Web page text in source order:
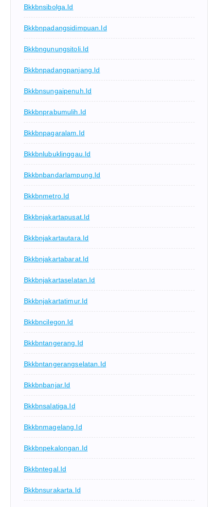
Bkkbnsibolga.id
Bkkbnpadangsidimpuan.id
Bkkbngunungsitoli.id
Bkkbnpadangpanjang.id
Bkkbnsungaipenuh.id
Bkkbnprabumulih.id
Bkkbnpagaralam.id
Bkkbnlubuklinggau.id
Bkkbnbandarlampung.id
Bkkbnmetro.id
Bkkbnjakartapusat.id
Bkkbnjakartautara.id
Bkkbnjakartabarat.id
Bkkbnjakartaselatan.id
Bkkbnjakartatimur.id
Bkkbncilegon.id
Bkkbntangerang.id
Bkkbntangerangselatan.id
Bkkbnbanjar.id
Bkkbnsalatiga.id
Bkkbnmagelang.id
Bkkbnpekalongan.id
Bkkbntegal.id
Bkkbnsurakarta.id